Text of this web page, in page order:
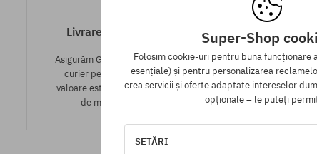
Livrare gratuită de la 313 RON
Asigurăm GRATUIT expedierea comenzii prin
curier pentru toate comenzile, ale căror
valoare este mai mare de 313 lei, indiferent
de modalitatea de plată aleasă.
mai
Super-Shop
Folosim cookie-uri pentru buna funcționare
esențiale) și pentru personalizarea
crea servicii și oferte adaptate intereselor
opționale – le puteți
SETĂRI